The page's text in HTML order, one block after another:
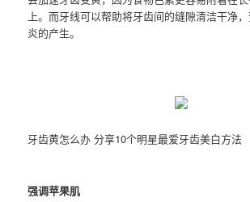
上。而牙线可以帮助将牙齿间的缝隙清洁干净
炎的产生。
牙齿黄怎么办 分享10个明星最爱牙齿美白方法
强调苹果肌